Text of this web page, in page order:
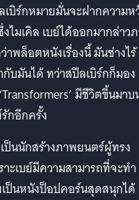
บิร์กหมายมั่นจะฝากความห
ไมเคิล เบย์ได้ออกมากล่าว
าพล็อตหนังเรื่องนี้ มันช่างไร้
บมันได้ ทว่าสปีลเบิร์กก็มอง
มีชีวิตขึ้นมาบ
กอีกครั้ง
เป็นนักสร้างภาพยนตร์ผู้ทรง
เบย์มีความสามารถที่จะทำ
ป็นหนังป็อปคอร์นสุดสนุกได้